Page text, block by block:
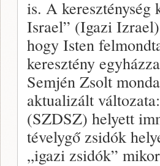
is. A kereszténység
Israel” (Igazi
hogy Isten
keresztény
Semjén Zsolt
aktualizált
(SZDSZ) helyett
tévelygő zsidók
„igazi zsidók”